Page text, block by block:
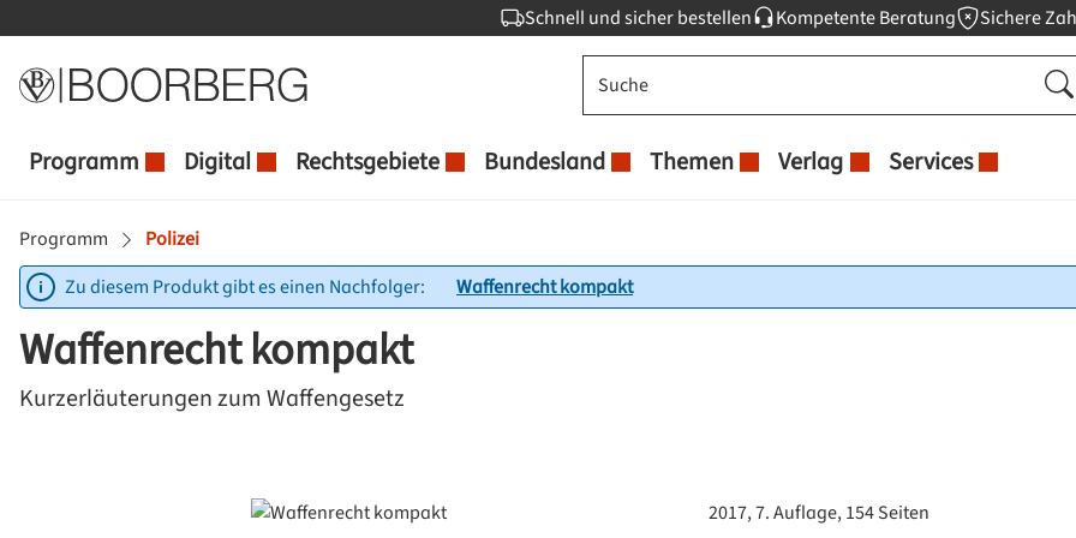
Schnell und sicher bestellen Kompetente Beratung Sichere
Programm Digital Rechtsgebiete Bundesland Themen Verlag Services
Programm
Polizei
Zu diesem Produkt gibt es einen Nachfolger:
Waffenrecht kompakt
Waffenrecht kompakt
Kurzerläuterungen zum Waffengesetz
2017, 7. Auflage, 154 Seiten